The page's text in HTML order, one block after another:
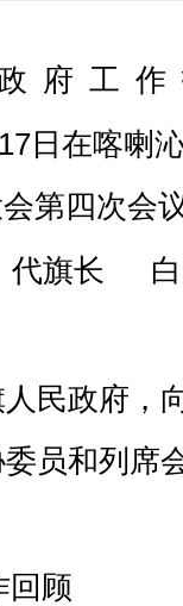
府 工 作
日在喀喇
第四次会
代旗长
民政府，
员和列席
回顾